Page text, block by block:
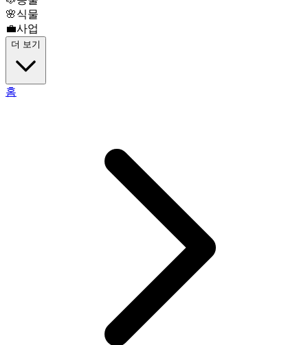
🌸식물
💼사업
더 보기
홈